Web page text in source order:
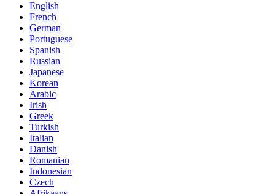
English
French
German
Portuguese
Spanish
Russian
Japanese
Korean
Arabic
Irish
Greek
Turkish
Italian
Danish
Romanian
Indonesian
Czech